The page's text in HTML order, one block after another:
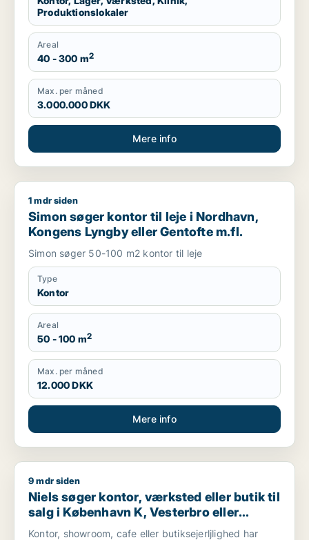
Produktionslokaler
Areal
40 - 300 m2
Max. per måned
3.000.000 DKK
Mere info
Simon søger kontor til leje i Nordhavn, Kongens Lyngby
1 mdr siden
Simon søger kontor til leje i Nordhavn,
Kongens Lyngby eller Gentofte m.fl.
Simon søger 50-100 m2 kontor til leje
Type
Kontor
Areal
50 - 100 m2
Max. per måned
12.000 DKK
Mere info
Niels søger kontor, værksted eller butik til salg i København
9 mdr siden
Niels søger kontor, værksted eller butik til
salg i København K, Vesterbro eller
Frederiksberg m.fl.
Kontor, showroom, cafe eller butiksejerljlighed har